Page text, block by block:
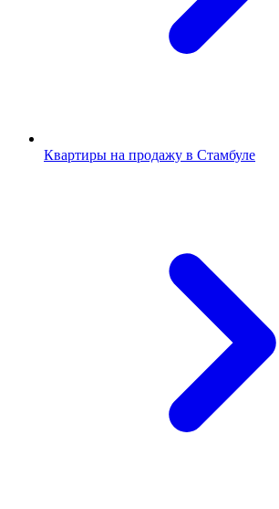
Квартиры на продажу в Стамбуле